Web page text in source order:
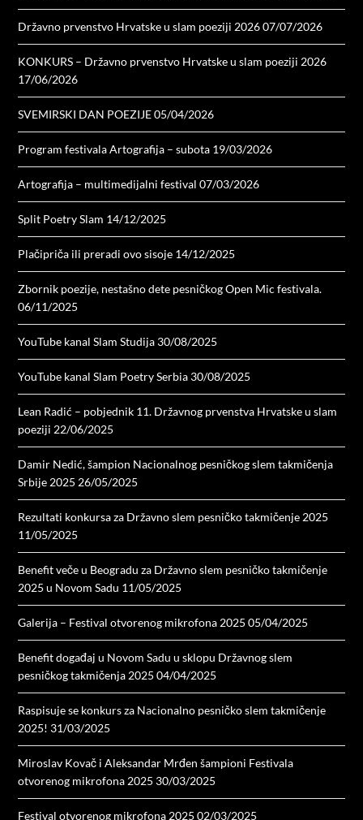
Državno prvenstvo Hrvatske u slam poeziji 2026 07/07/2026
KONKURS – Državno prvenstvo Hrvatske u slam poeziji 2026
17/06/2026
SVEMIRSKI DAN POEZIJE 05/04/2026
Program festivala Artografija – subota 19/03/2026
Artografija – multimedijalni festival 07/03/2026
Split Poetry Slam 14/12/2025
Plačipriča ili preradi ovo sisoje 14/12/2025
Zbornik poezije, nestašno dete pesničkog Open Mic festivala.
06/11/2025
YouTube kanal Slam Studija 30/08/2025
YouTube kanal Slam Poetry Serbia 30/08/2025
Lean Radić – pobjednik 11. Državnog prvenstva Hrvatske u slam
poeziji 22/06/2025
Damir Nedić, šampion Nacionalnog pesničkog slem takmičenja
Srbije 2025 26/05/2025
Rezultati konkursa za Državno slem pesničko takmičenje 2025
11/05/2025
Benefit veče u Beogradu za Državno slem pesničko takmičenje
2025 u Novom Sadu 11/05/2025
Galerija – Festival otvorenog mikrofona 2025 05/04/2025
Benefit događaj u Novom Sadu u sklopu Državnog slem
pesničkog takmičenja 2025 04/04/2025
Raspisuje se konkurs za Nacionalno pesničko slem takmičenje
2025! 31/03/2025
Miroslav Kovač i Aleksandar Mrđen šampioni Festivala
otvorenog mikrofona 2025 30/03/2025
Festival otvorenog mikrofona 2025 02/03/2025